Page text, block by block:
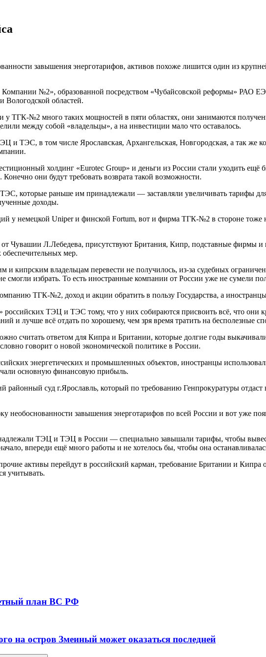
завышения энерготарифов, активов похоже лишится один из
№2», образованной посредством «Чубайсовской реформы» РАО
Вологодской областей.
у ТГК-№2 много таких мощностей в пяти областях, они занимаются
между собой «владельцы», а на инвестиции мало что оставалось.
ТЭС, в том числе Ярославская, Архангельская, Новгородская, а так же
холдинг «Eurotec Group» и деньги из России стали уходить ещё
они будут требовать возврата такой возможности.
которые раньше им принадлежали — заставляли увеличивать тарифы
доходы.
у немецкой Uniper и финской Fortum, вот и фирма ТГК-№2 в стороне тоже
Чувашии Л.Лебедева, присутствуют Британия, Кипр, подставные фирмы и
мер.
и кипрским владельцам перевести не получилось, из-за судебных
смогли избрать. То есть иностранные компании от России уже не сумели
ТГК-№2, доход и акции обратить в пользу Государства, а
российских ТЭЦ и ТЭС тому, что у них собираются присвоить всё, что они
и лучше всё отдать по хорошему, чем зря время тратить на бесполезные
считать ответом для Кипра и Британии, которые долгие годы
говорит о новой экономической политике в России.
энергетических и промышленных объектов, иностранцы
основную финансовую прибыль.
районный суд г.Ярославль, который по требованию Генпрокуратуры
необоснованности завышения энерготарифов по всей России и вот уже
ТЭЦ и ТЭЦ в России — специально завышали тарифы, чтобы
впереди ещё много работы и не хотелось бы, чтобы она
активы перейдут в российский карман, требование Британии и Кипра
учитывать.
план ВС РФ
на остров Змеиный может оказаться последней